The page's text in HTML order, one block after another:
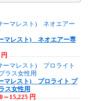
マレスト) ネオエアー専
マレスト) プロライト プ
ス女性用
～15,225 円